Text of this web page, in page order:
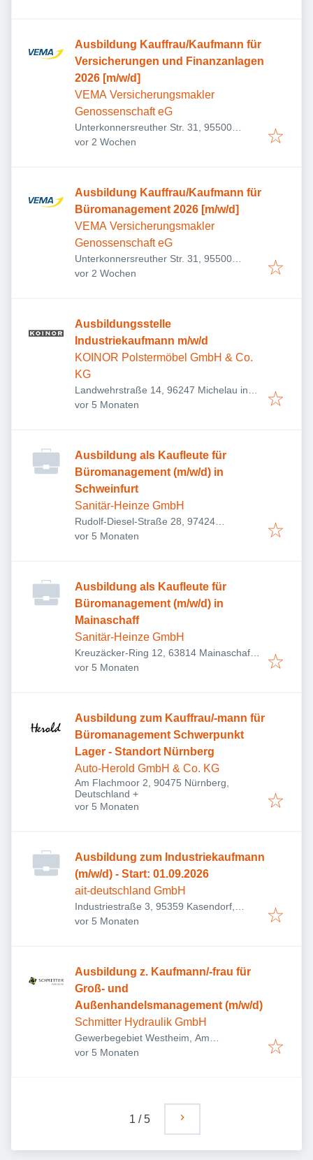
Ausbildung Kauffrau/Kaufmann für
Versicherungen und Finanzanlagen
2026 [m/w/d]
VEMA Versicherungsmakler
Genossenschaft eG
Unterkonnersreuther Str. 31, 95500
Heinersreuth, Deutschland
Veröffentlicht:
vor 2 Wochen
Ausbildung Kauffrau/Kaufmann für
Büromanagement 2026 [m/w/d]
VEMA Versicherungsmakler
Genossenschaft eG
Unterkonnersreuther Str. 31, 95500
Heinersreuth, Deutschland
Veröffentlicht:
vor 2 Wochen
Ausbildungsstelle
Industriekaufmann m/w/d
KOINOR Polstermöbel GmbH & Co.
KG
Landwehrstraße 14, 96247 Michelau in
Oberfranken, Deutschland
Veröffentlicht:
vor 5 Monaten
Ausbildung als Kaufleute für
Büromanagement (m/w/d) in
Schweinfurt
Sanitär-Heinze GmbH
Rudolf-Diesel-Straße 28, 97424
Schweinfurt, Deutschland
Veröffentlicht:
vor 5 Monaten
Ausbildung als Kaufleute für
Büromanagement (m/w/d) in
Mainaschaff
Sanitär-Heinze GmbH
Kreuzäcker-Ring 12, 63814 Mainaschaff,
Deutschland
Veröffentlicht:
vor 5 Monaten
Ausbildung zum Kauffrau/-mann für
Büromanagement Schwerpunkt
Lager - Standort Nürnberg
Auto-Herold GmbH & Co. KG
Am Flachmoor 2, 90475 Nürnberg,
Deutschland +
Veröffentlicht:
vor 5 Monaten
Ausbildung zum Industriekaufmann
(m/w/d) - Start: 01.09.2026
ait-deutschland GmbH
Industriestraße 3, 95359 Kasendorf,
Deutschland
Veröffentlicht:
vor 5 Monaten
Ausbildung z. Kaufmann/-frau für
Groß- und
Außenhandelsmanagement (m/w/d)
Schmitter Hydraulik GmbH
Gewerbegebiet Westheim, Am
Stöckleinsbrunnen 1, 97762 Hammelburg,
Veröffentlicht:
vor 5 Monaten
1 /5